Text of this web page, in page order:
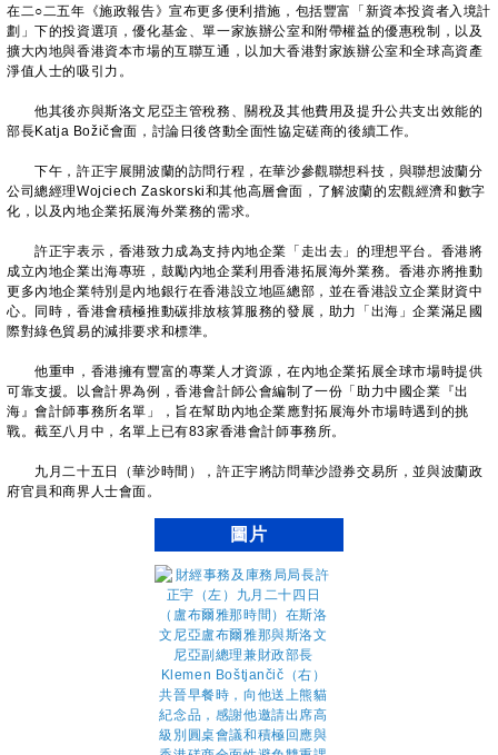
在二○二五年《施政報告》宣布更多便利措施，包括豐富「新資本投資者入境計
劃」下的投資選項，優化基金、單一家族辦公室和附帶權益的優惠稅制，以及
擴大內地與香港資本市場的互聯互通，以加大香港對家族辦公室和全球高資產
淨值人士的吸引力。
他其後亦與斯洛文尼亞主管稅務、關稅及其他費用及提升公共支出效能的
部長Katja Božič會面，討論日後啓動全面性協定磋商的後續工作。
下午，許正宇展開波蘭的訪問行程，在華沙參觀聯想科技，與聯想波蘭分
公司總經理Wojciech Zaskorski和其他高層會面，了解波蘭的宏觀經濟和數字
化，以及內地企業拓展海外業務的需求。
許正宇表示，香港致力成為支持內地企業「走出去」的理想平台。香港將
成立內地企業出海專班，鼓勵內地企業利用香港拓展海外業務。香港亦將推動
更多內地企業特別是內地銀行在香港設立地區總部，並在香港設立企業財資中
心。同時，香港會積極推動碳排放核算服務的發展，助力「出海」企業滿足國
際對綠色貿易的減排要求和標準。
他重申，香港擁有豐富的專業人才資源，在內地企業拓展全球市場時提供
可靠支援。以會計界為例，香港會計師公會編制了一份「助力中國企業『出
海』會計師事務所名單」，旨在幫助內地企業應對拓展海外市場時遇到的挑
戰。截至八月中，名單上已有83家香港會計師事務所。
九月二十五日（華沙時間），許正宇將訪問華沙證券交易所，並與波蘭政
府官員和商界人士會面。
圖片